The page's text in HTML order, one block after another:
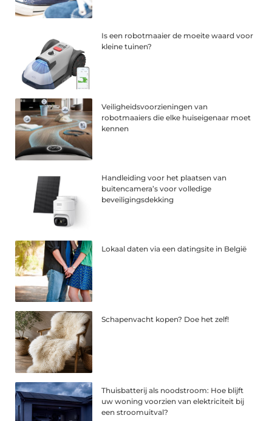
Is een robotmaaier de moeite waard voor
kleine tuinen?
Veiligheidsvoorzieningen van
robotmaaiers die elke huiseigenaar moet
kennen
Handleiding voor het plaatsen van
buitencamera’s voor volledige
beveiligingsdekking
Lokaal daten via een datingsite in België
Schapenvacht kopen? Doe het zelf!
Thuisbatterij als noodstroom: Hoe blijft
uw woning voorzien van elektriciteit bij
een stroomuitval?